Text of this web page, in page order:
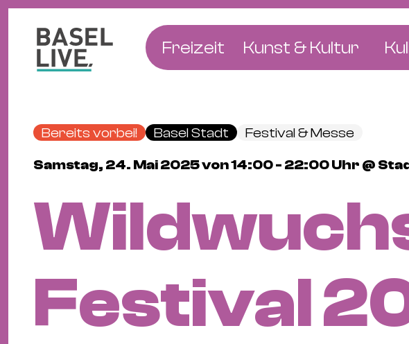
Freizeit
Club & Party
Hotels
Natur & Parks
Kunst & Kultur
Literatur & Bücher
Bereits vorbei! Basel Stadt
Festival & Messe
Samstag, 24. Mai 2025 von 14:00 - 22:00 Uhr @
Festival